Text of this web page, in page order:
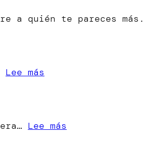
a quién te pareces más.
Lee más
se
Lee más